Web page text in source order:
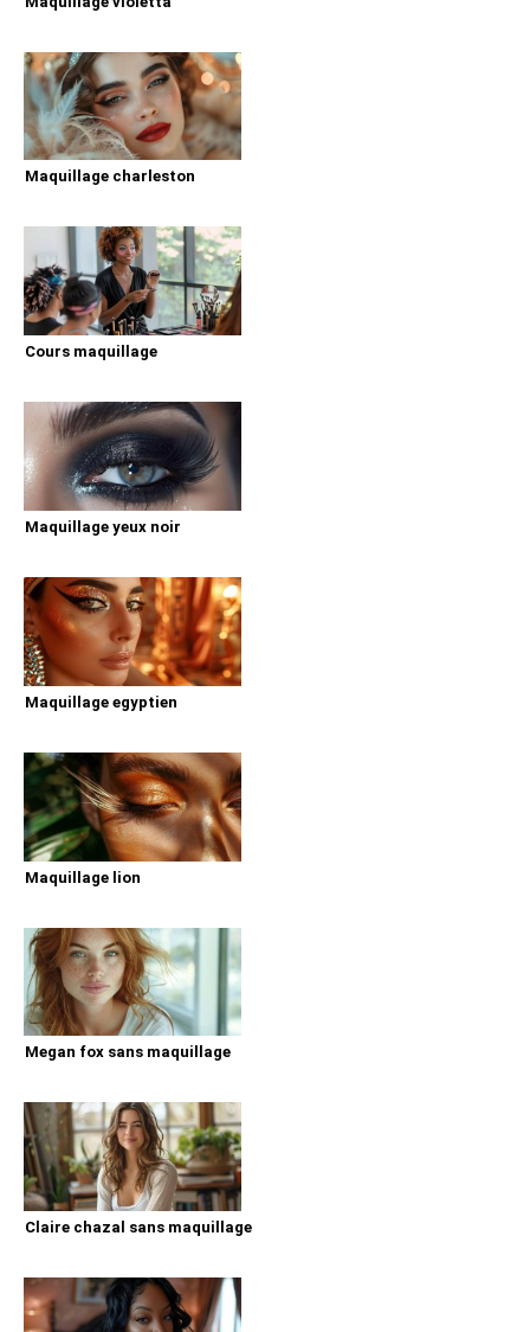
Maquillage charleston
Cours maquillage
Maquillage yeux noir
Maquillage egyptien
Maquillage lion
Megan fox sans maquillage
Claire chazal sans maquillage